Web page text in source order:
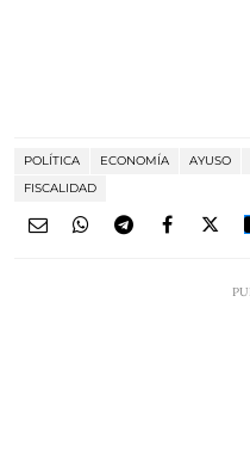
POLÍTICA ECONOMÍA AYUSO
FISCALIDAD